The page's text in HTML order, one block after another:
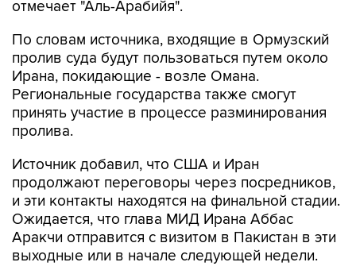
отмечает "Аль-Арабийя".
По словам источника, входящие в Ормузский
пролив суда будут пользоваться путем около
Ирана, покидающие - возле Омана.
Региональные государства также смогут
принять участие в процессе разминирования
пролива.
Источник добавил, что США и Иран
продолжают переговоры через посредников,
и эти контакты находятся на финальной стадии.
Ожидается, что глава МИД Ирана Аббас
Аракчи отправится с визитом в Пакистан в эти
выходные или в начале следующей недели.